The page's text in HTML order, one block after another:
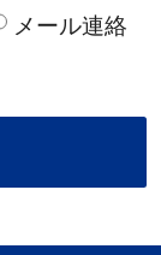
メール連絡